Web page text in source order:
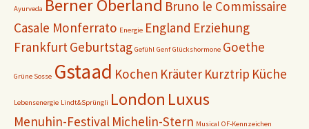
Ayurveda Berner Oberland Bruno le Commissaire
Casale Monferrato Energie England Erziehung
FrankfurtGeburtstag Gefühl Genf Glückshormone Goethe
Grüne Sosse Gstaad Kochen Kräuter Kurztrip Küche
Lebensenergie Lindt&Sprüngli London Luxus
Menuhin-Festival Michelin-Stern Musical OF-Kennzeichen